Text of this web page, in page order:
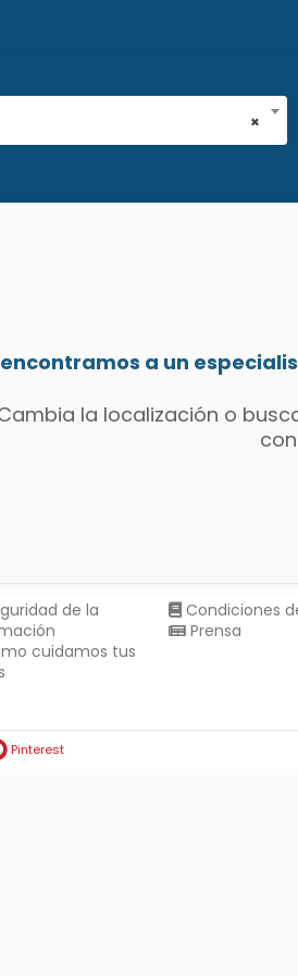
×
encontramos a un
la localización o
de la
cuidamos tus
Condiciones
Prensa
Pinterest